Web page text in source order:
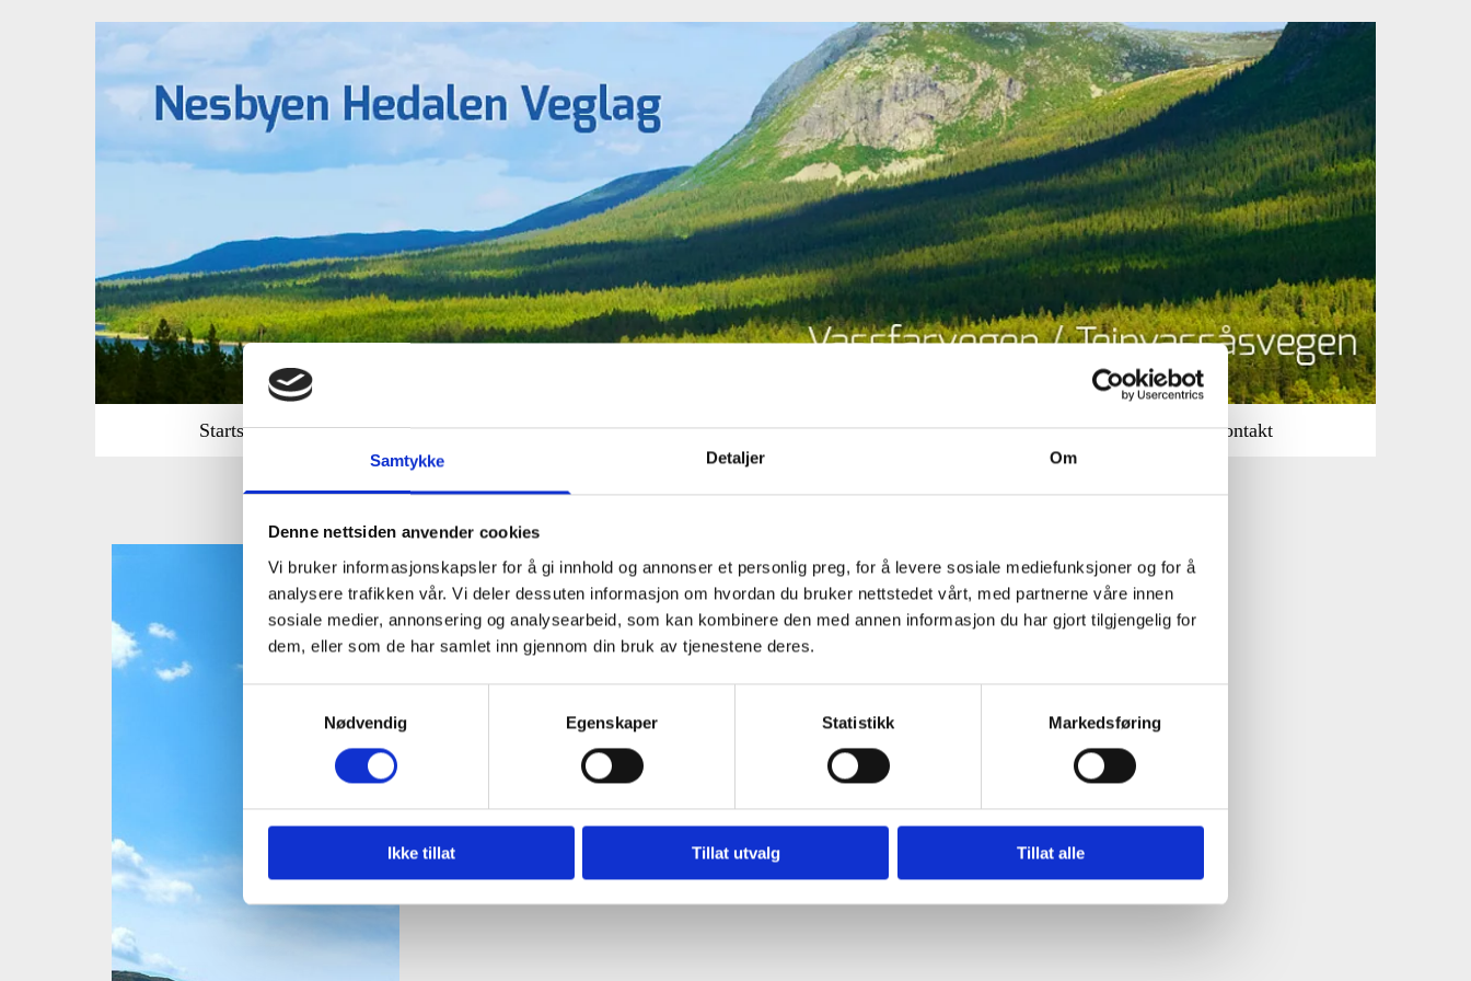
Samtykke Detaljer Om
Denne nettsiden anvender cookies
Vi bruker informasjonskapsler for å gi innhold og annonser et personlig preg, for å levere sosiale mediefunksjoner og for å
analysere trafikken vår. Vi deler dessuten informasjon om hvordan du bruker nettstedet vårt, med partnerne våre innen
sosiale medier, annonsering og analysearbeid, som kan kombinere den med annen informasjon du har gjort tilgjengelig for
dem, eller som de har samlet inn gjennom din bruk av tjenestene deres.
Nødvendig
Egenskaper Statistikk Markedsføring
Ikke tillat Tillat utvalg Tillat alle
Startsiden Reiserute Bomstasjon Abonnement Kart Lenker Veglagene Attraksjoner Vegmelding Kontakt
Nesbyen kommune: http://www.nes-bu.kommune.no/
Sør-Aurdal kommune: http://www.sor-aurdal.kommune.no/
Hedalen: http://www.hedalen.no/
Buvasstølan sti- og løypelag: